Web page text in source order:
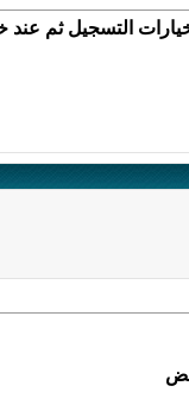
التسجيل ثم عند